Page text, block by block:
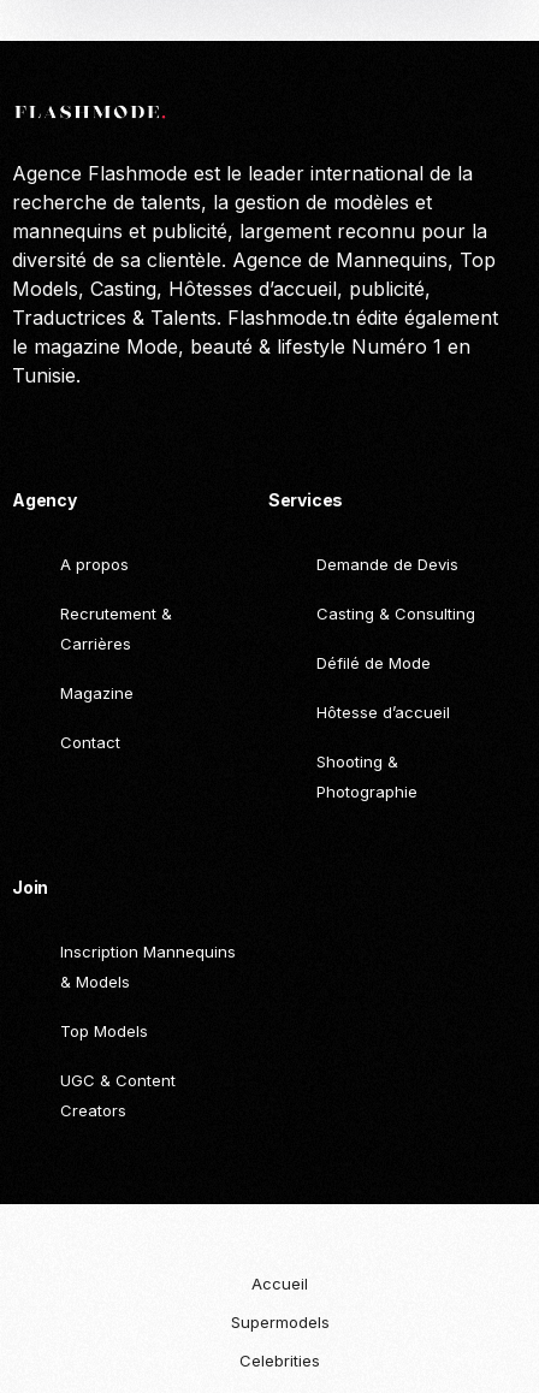
Agence Flashmode est le leader international de la
recherche de talents, la gestion de modèles et
mannequins et publicité, largement reconnu pour la
diversité de sa clientèle. Agence de Mannequins, Top
Models, Casting, Hôtesses d’accueil, publicité,
Traductrices & Talents. Flashmode.tn édite également
le magazine Mode, beauté & lifestyle Numéro 1 en
Tunisie.
Agency
A propos
Recrutement &
Carrières
Magazine
Contact
Services
Demande de Devis
Casting & Consulting
Défilé de Mode
Hôtesse d’accueil
Shooting &
Photographie
Join
Inscription Mannequins
& Models
Top Models
UGC & Content
Creators
Accueil
Supermodels
Celebrities